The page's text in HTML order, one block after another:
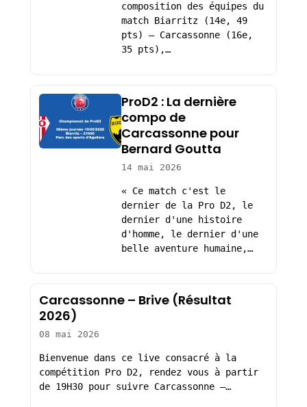
composition des équipes du
match Biarritz (14e, 49
pts) – Carcassonne (16e,
35 pts),…
ProD2 : La dernière
compo de
Carcassonne pour
Bernard Goutta
14 mai 2026
« Ce match c'est le
dernier de la Pro D2, le
dernier d'une histoire
d'homme, le dernier d'une
belle aventure humaine,…
Carcassonne – Brive (Résultat
2026)
08 mai 2026
Bienvenue dans ce live consacré à la
compétition Pro D2, rendez vous à partir
de 19H30 pour suivre Carcassonne –…